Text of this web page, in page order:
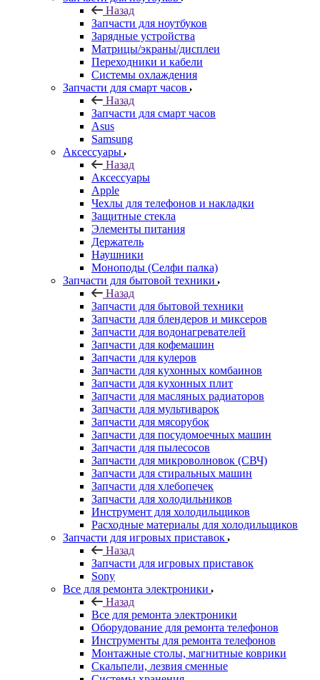
Запчасти для смарт часов
Asus
Samsung
Аксессуары
Назад
Аксессуары
Apple
Чехлы для телефонов и накладки
Защитные стекла
Элементы питания
Держатель
Наушники
Моноподы (Селфи палка)
Запчасти для бытовой техники
Назад
Запчасти для бытовой техники
Запчасти для блендеров и миксеров
Запчасти для водонагревателей
Запчасти для кофемашин
Запчасти для кулеров
Запчасти для кухонных комбаинов
Запчасти для кухонных плит
Запчасти для масляных радиаторов
Запчасти для мультиварок
Запчасти для мясорубок
Запчасти для посудомоечных машин
Запчасти для пылесосов
Запчасти для микроволновок (СВЧ)
Запчасти для стиральных машин
Запчасти для хлебопечек
Запчасти для холодильников
Инструмент для холодильщиков
Расходные материалы для холодильщиков
Запчасти для игровых приставок
Назад
Запчасти для игровых приставок
Sony
Все для ремонта электроники
Назад
Все для ремонта электроники
Оборудование для ремонта телефонов
Инструменты для ремонта телефонов
Монтажные столы, магнитные коврики
Скальпели, лезвия сменные
Системы хранения
Скотчи, изолента
Тачскрины
Компания
Назад
Компания
О компании
Новости